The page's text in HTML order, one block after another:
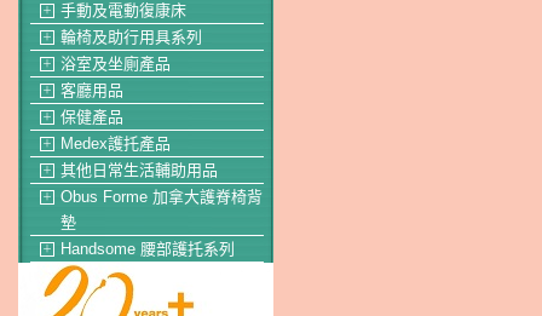
＋ 手動及電動復康床
＋ 輪椅及助行用具系列
＋ 浴室及坐廁產品
＋ 客廳用品
＋ 保健產品
＋ Medex護托產品
＋ 其他日常生活輔助用品
＋
Obus Forme 加拿大護脊椅背
墊
＋ Handsome 腰部護托系列